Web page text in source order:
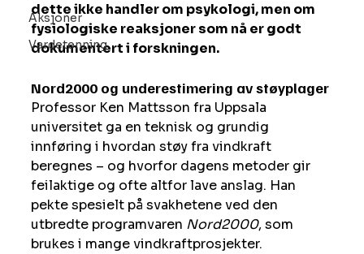
Aksjoner
Vardetenning
dette ikke handler om psykologi, men om
fysiologiske reaksjoner som nå er godt
dokumentert i forskningen.
Nord2000 og underestimering av støyplager
Professor Ken Mattsson fra Uppsala
universitet ga en teknisk og grundig
innføring i hvordan støy fra vindkraft
beregnes – og hvorfor dagens metoder gir
feilaktige og ofte altfor lave anslag. Han
pekte spesielt på svakhetene ved den
utbredte programvaren Nord2000, som
brukes i mange vindkraftprosjekter.